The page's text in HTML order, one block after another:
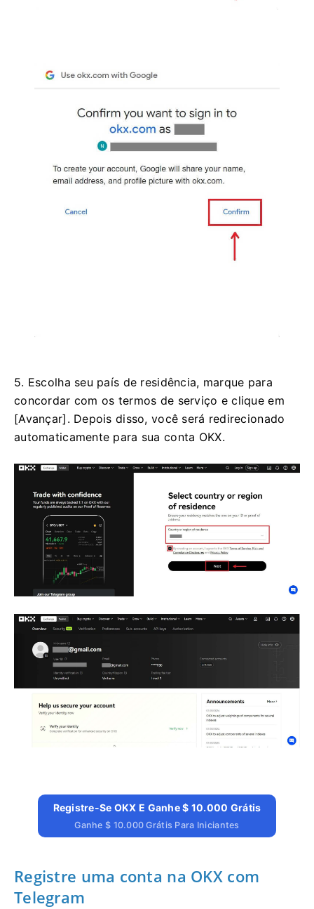
5. Escolha seu país de residência, marque para
concordar com os termos de serviço e clique em
[Avançar]. Depois disso, você será redirecionado
automaticamente para sua conta OKX.
Registre-Se OKX E Ganhe $ 10.000 Grátis
Ganhe $ 10.000 Grátis Para Iniciantes
Registre uma conta na OKX com
Telegram